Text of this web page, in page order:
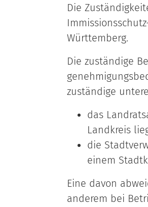
Die
Württemberg.
Die zuständige
zuständige
das
Landkreis
die
einem
Eine davon
anderem bei